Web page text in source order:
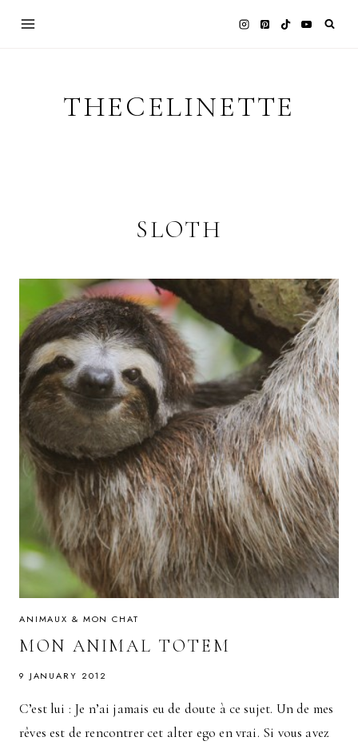
THECELINETTE
SLOTH
ANIMAUX & MON CHAT
MON ANIMAL TOTEM
9 JANUARY 2012
C’est lui : Je n’ai jamais eu de doute à ce sujet. Un de mes
rêves est de rencontrer cet alter ego en vrai. Si vous avez